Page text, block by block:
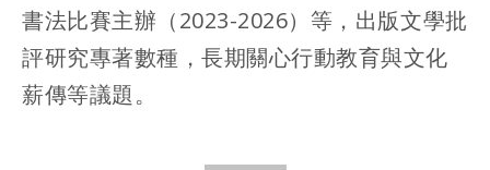
書法比賽主辦（2023-2026）等，出版文學批
評研究專著數種，長期關心行動教育與文化
薪傳等議題。